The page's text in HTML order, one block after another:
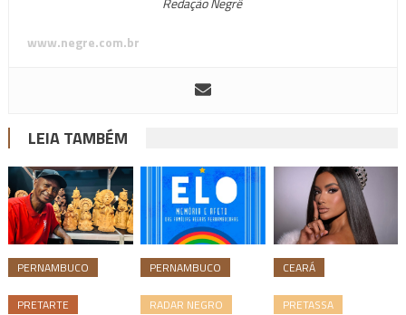
www.negre.com.br
LEIA TAMBÉM
PERNAMBUCO
PRETARTE
PERNAMBUCO
RADAR NEGRO
CEARÁ
PRETASSA